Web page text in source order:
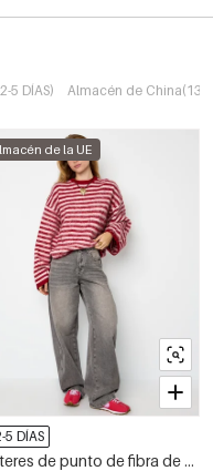
5 DÍAS) Almacén de China(13+
de la UE
5 DÍAS
Suéteres de punto de fibra de poliéster (poliéster) con rayas, ropa de otoño/invierno